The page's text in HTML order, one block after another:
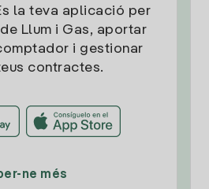
la teva aplicació per
Llum i Gas, aportar
i gestionar
contractes.
ne més